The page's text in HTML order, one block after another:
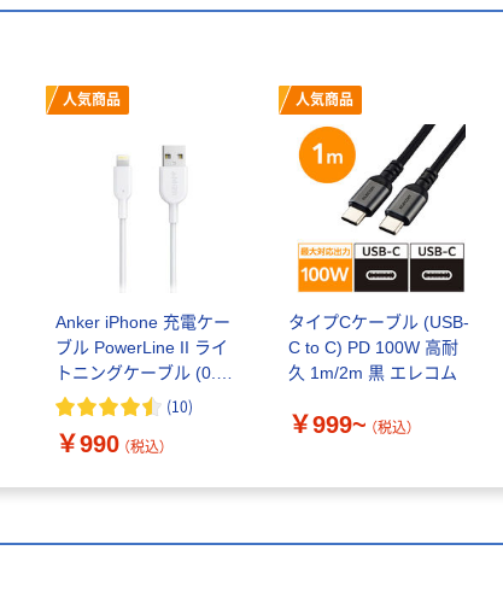
人気商品
Anker iPhone 充電ケー
ブル PowerLine II ライ
トニングケーブル (0.9m
ホワイト) A8432022
(10)
￥990 （税込）
人気商品
タイプCケーブル (USB-
C to C) PD 100W 高耐
久 1m/2m 黒 エレコム
￥999~ （税込）